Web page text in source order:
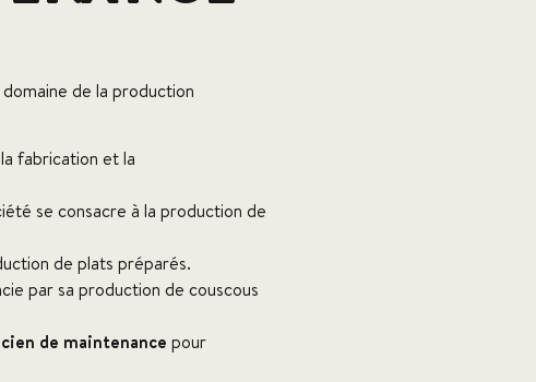
de la production
fabrication et la
se consacre à la production de
de plats préparés.
par sa production de couscous
de maintenance pour